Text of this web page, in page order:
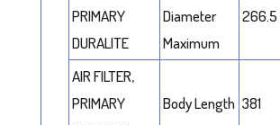
PRIMARY
DURALITE
Diameter
Maximum
266.5
AIR FILTER,
PRIMARY
Body Length 381